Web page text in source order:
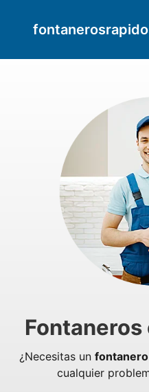
¿Necesitas un
cualquier